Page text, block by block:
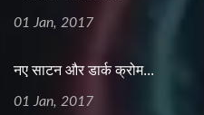
01 Jan, 2017
नए साटन और डार्क क्रोम...
01 Jan, 2017